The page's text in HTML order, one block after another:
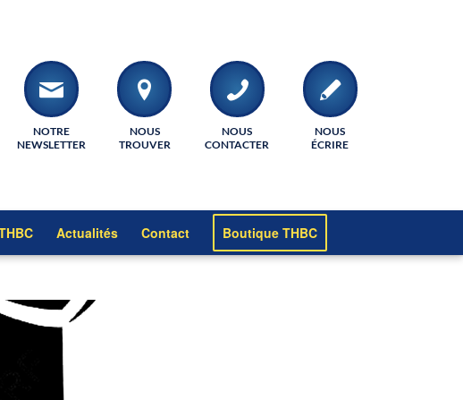
NOTRE
NEWSLETTER
NOUS
TROUVER
NOUS
CONTACTER
NOUS
ÉCRIRE
Actualités Contact Boutique THBC